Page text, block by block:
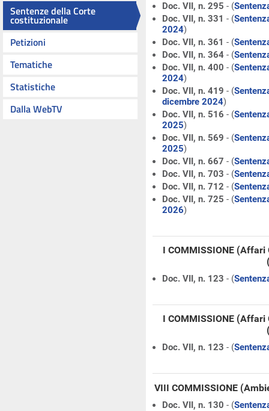
Sentenze della Corte
costituzionale
Petizioni
Tematiche
Statistiche
Dalla WebTV
Doc. VII, n. 295 - (
Doc. VII, n. 331 - (
2024)
Doc. VII, n. 361 - (
Doc. VII, n. 364- (
Doc. VII, n. 400 - (
2024)
Doc. VII, n. 419 - (
dicembre 2024)
Doc. VII, n. 516 - (
2025)
Doc. VII, n. 569 - (
2025)
Doc. VII, n. 667 - (
Doc. VII, n. 703 - (
Doc. VII, n. 712 - (
Doc. VII, n. 725 - (
2026)
I COMMISSIONE
Doc. VII, n. 123 - (
I COMMISSIONE
Doc. VII, n. 123 - (
VIII COMMISSIONE
Doc. VII, n. 130 - (